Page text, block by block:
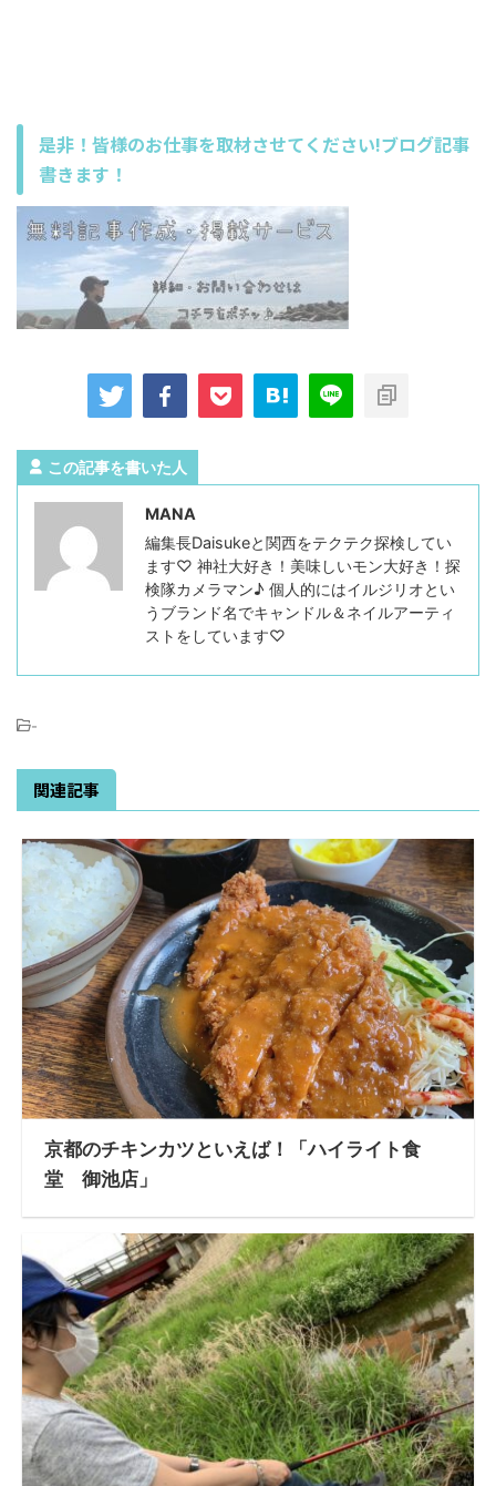
是非！皆様のお仕事を取材させてください!ブログ記事
書きます！
この記事を書いた人
MANA
編集長Daisukeと関西をテクテク探検してい
ます♡ 神社大好き！美味しいモン大好き！探
検隊カメラマン♪ 個人的にはイルジリオとい
うブランド名でキャンドル＆ネイルアーティ
ストをしています♡
-
関連記事
京都のチキンカツといえば！「ハイライト食
堂 御池店」